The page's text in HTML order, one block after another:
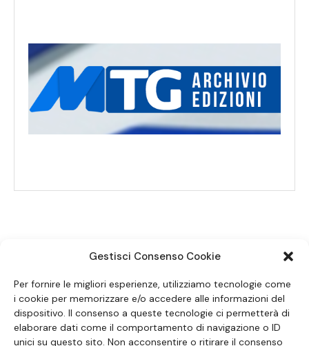
Gestisci Consenso Cookie
Per fornire le migliori esperienze, utilizziamo tecnologie come
i cookie per memorizzare e/o accedere alle informazioni del
dispositivo. Il consenso a queste tecnologie ci permetterà di
elaborare dati come il comportamento di navigazione o ID
unici su questo sito. Non acconsentire o ritirare il consenso
SEGUICI SUI SOCIAL